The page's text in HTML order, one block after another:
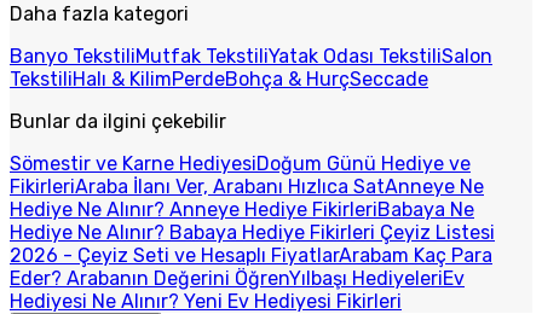
Daha fazla kategori
Banyo TekstiliMutfak TekstiliYatak Odası TekstiliSalon
TekstiliHalı & KilimPerdeBohça & HurçSeccade
Bunlar da ilgini çekebilir
Sömestir ve Karne HediyesiDoğum Günü Hediye ve
FikirleriAraba İlanı Ver, Arabanı Hızlıca SatAnneye Ne
Hediye Ne Alınır? Anneye Hediye FikirleriBabaya Ne
Hediye Ne Alınır? Babaya Hediye Fikirleri Çeyiz Listesi
2026 - Çeyiz Seti ve Hesaplı FiyatlarArabam Kaç Para
Eder? Arabanın Değerini ÖğrenYılbaşı HediyeleriEv
Hediyesi Ne Alınır? Yeni Ev Hediyesi Fikirleri